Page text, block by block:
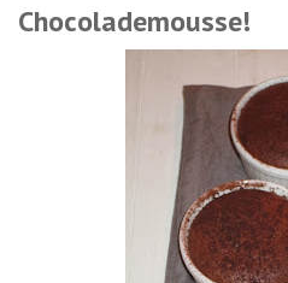
Chocolademousse!